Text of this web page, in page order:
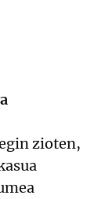
zioten,